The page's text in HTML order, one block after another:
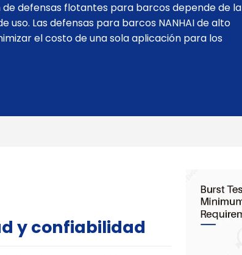
de defensas flotantes para barcos depende de la
uso. Las defensas para barcos NANHAI de alto
el costo de una sola aplicación para los
y confiabilidad